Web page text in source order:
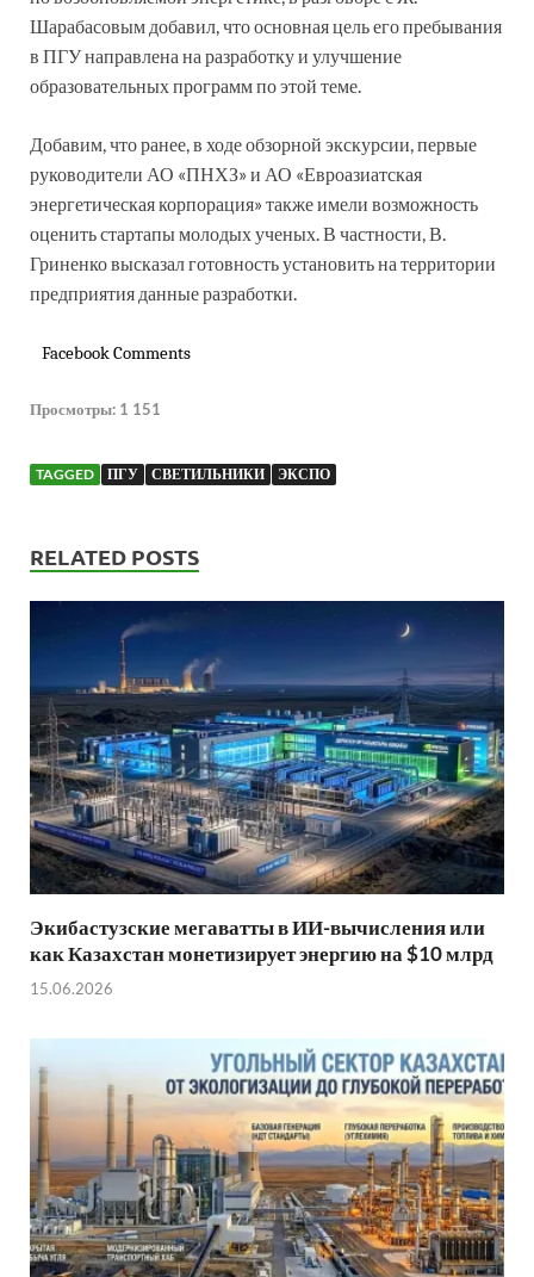
Шарабасовым добавил, что основная цель его пребывания
в ПГУ направлена на разработку и улучшение
образовательных программ по этой теме.
Добавим, что ранее, в ходе обзорной экскурсии, первые
руководители АО «ПНХЗ» и АО «Евроазиатская
энергетическая корпорация» также имели возможность
оценить стартапы молодых ученых. В частности, В.
Гриненко высказал готовность установить на территории
предприятия данные разработки.
Facebook Comments
Просмотры: 1 151
TAGGED ПГУ СВЕТИЛЬНИКИ ЭКСПО
RELATED POSTS
Экибастузские мегаватты в ИИ-вычисления или
как Казахстан монетизирует энергию на $10 млрд
15.06.2026